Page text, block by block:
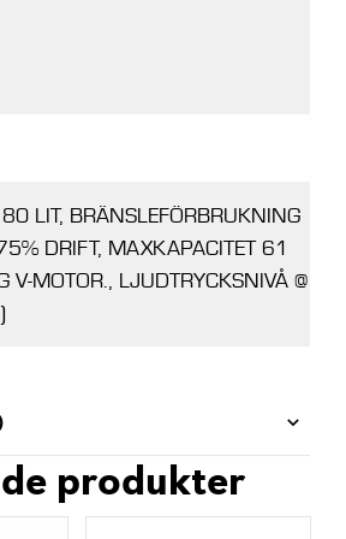
LIT, BRÄNSLEFÖRBRUKNING
DRIFT, MAXKAPACITET 61
V-MOTOR., LJUDTRYCKSNIVÅ @
produkter